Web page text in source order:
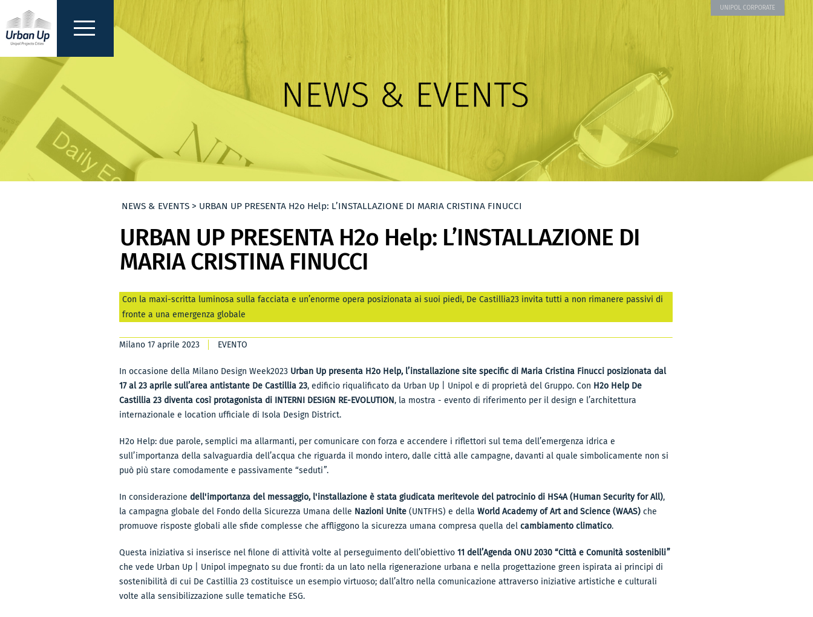
UNIPOL CORPORATE
NEWS & EVENTS > URBAN UP PRESENTA H2o Help: L’INSTALLAZIONE DI MARIA CRISTINA FINUCCI
URBAN UP PRESENTA H2o Help: L’INSTALLAZIONE DI
MARIA CRISTINA FINUCCI
Con la maxi-scritta luminosa sulla facciata e un’enorme opera posizionata ai suoi piedi, De Castillia23 invita tutti a non rimanere passivi di
fronte a una emergenza globale
Milano 17 aprile 2023 EVENTO
In occasione della Milano Design Week2023 Urban Up presenta H2o Help, l’installazione site specific di Maria Cristina Finucci posizionata dal
17 al 23 aprile sull’area antistante De Castillia 23, edificio riqualificato da Urban Up | Unipol e di proprietà del Gruppo. Con H2o Help De
Castillia 23 diventa così protagonista di INTERNI DESIGN RE-EVOLUTION, la mostra - evento di riferimento per il design e l’architettura
internazionale e location ufficiale di Isola Design District.
H2o Help: due parole, semplici ma allarmanti, per comunicare con forza e accendere i riflettori sul tema dell’emergenza idrica e
sull’importanza della salvaguardia dell’acqua che riguarda il mondo intero, dalle città alle campagne, davanti al quale simbolicamente non si
può più stare comodamente e passivamente “seduti”.
In considerazione dell'importanza del messaggio, l'installazione è stata giudicata meritevole del patrocinio di HS4A (Human Security for All),
la campagna globale del Fondo della Sicurezza Umana delle Nazioni Unite(UNTFHS) e della World Academy of Art and Science (WAAS)che
promuove risposte globali alle sfide complesse che affliggono la sicurezza umana compresa quella del cambiamento climatico.
Questa iniziativa si inserisce nel filone di attività volte al perseguimento dell’obiettivo 11 dell’Agenda ONU 2030 “Città e Comunità sostenibili”
che vede Urban Up | Unipol impegnato su due fronti: da un lato nella rigenerazione urbana e nella progettazione green ispirata ai principi di
sostenibilità di cui De Castillia 23 costituisce un esempio virtuoso; dall’altro nella comunicazione attraverso iniziative artistiche e culturali
volte alla sensibilizzazione sulle tematiche ESG.